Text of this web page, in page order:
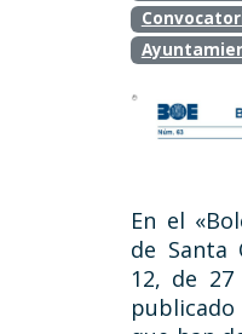
En el
de Santa
12, de